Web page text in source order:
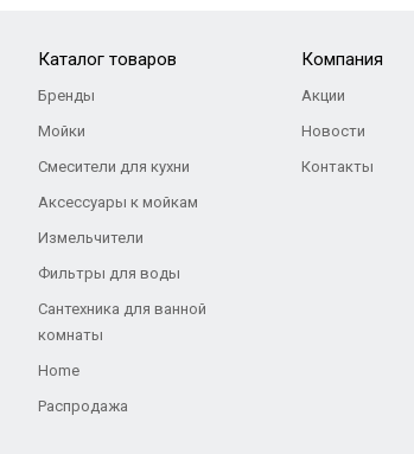
Каталог товаров
Бренды
Мойки
Смесители для кухни
Аксессуары к мойкам
Измельчители
Фильтры для воды
Сантехника для ванной
комнаты
Home
Распродажа
Компания
Акции
Новости
Контакты